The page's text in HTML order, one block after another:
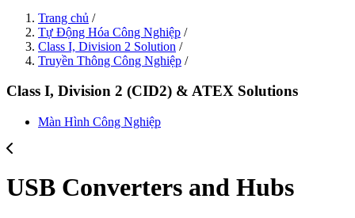
Trang chủ /
Tự Động Hóa Công Nghiệp /
Class I, Division 2 Solution /
Truyền Thông Công Nghiệp /
Class I, Division 2 (CID2) & ATEX Solutions
Màn Hình Công Nghiệp
USB Converters and Hubs